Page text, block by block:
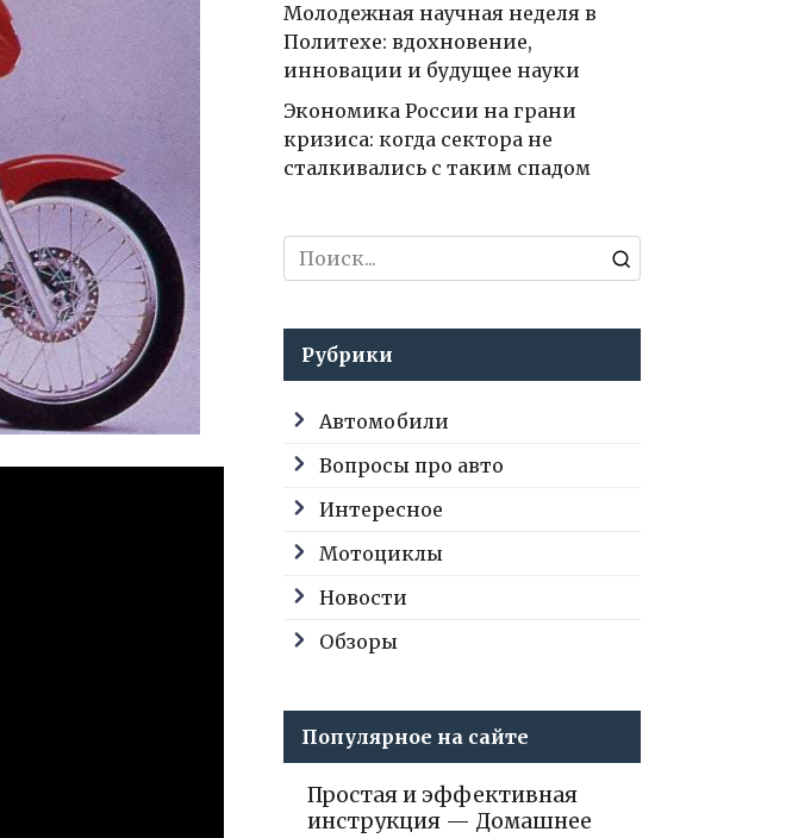
Молодежная научная неделя в
Политехе: вдохновение,
инновации и будущее науки
Экономика России на грани
кризиса: когда сектора не
сталкивались с таким спадом
Search
for:
Рубрики
Автомобили
Вопросы про авто
Интересное
Мотоциклы
Новости
Обзоры
Популярное на сайте
Простая и эффективная
инструкция — Домашнее